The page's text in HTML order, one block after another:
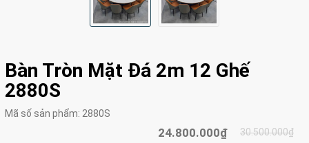
Bàn Tròn Mặt Đá 2m 12 Ghế
2880S
Mã số sản phẩm: 2880S
24.800.000₫ 30.500.000₫